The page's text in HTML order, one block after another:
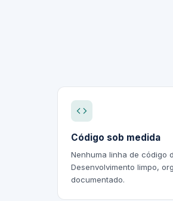
Código sob medida
Nenhuma linha de código
Desenvolvimento limpo,
documentado.